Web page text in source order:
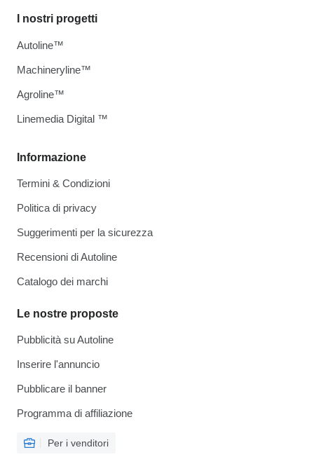
Informazione
Termini & Condizioni
Politica di privacy
Suggerimenti per la sicurezza
Recensioni di Autoline
Catalogo dei marchi
Le nostre proposte
Pubblicità su Autoline
Inserire l'annuncio
Pubblicare il banner
Programma di affiliazione
Per i venditori
I nostri progetti
Autoline™
Machineryline™
Agroline™
Linemedia Digital ™